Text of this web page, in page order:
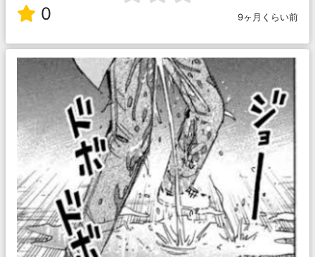
0 9ヶ月くらい前